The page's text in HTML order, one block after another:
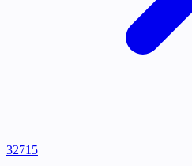
32715